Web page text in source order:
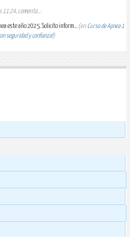
11:24, comenta...:
este año 2025. Solicito inform... (en:Curso de Apnea 1
seguridad y confianza!)